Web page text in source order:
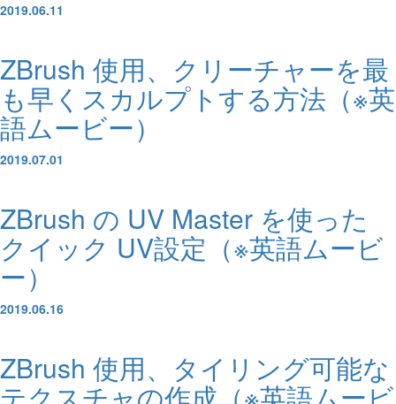
2019.06.11
ZBrush 使用、クリーチャーを最
も早くスカルプトする方法（※英
語ムービー）
2019.07.01
ZBrush の UV Master を使った
クイック UV設定（※英語ムービ
ー）
2019.06.16
ZBrush 使用、タイリング可能な